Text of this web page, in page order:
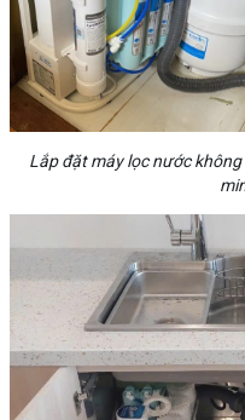
Lắp đặt máy lọc nước